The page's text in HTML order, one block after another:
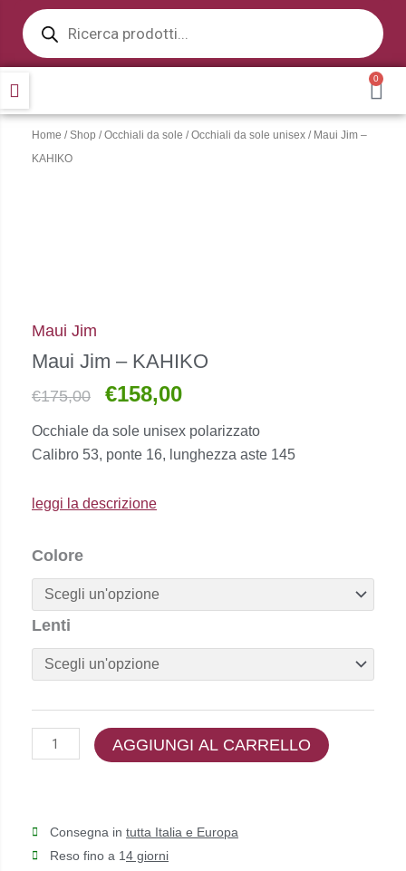
contenuto
Products
search
0
Home /Shop /Occhiali da sole /Occhiali da sole unisex / Maui Jim –
KAHIKO
Maui Jim
Maui Jim – KAHIKO
€175,00
Il
originale
era:
€158,00Il
attuale
è:
Occhiale da sole unisex polarizzato
Calibro 53, ponte 16, lunghezza aste 145
leggi la descrizione
Colore
Lenti
Maui
Jim
KAHIKO
quantità
AGGIUNGI AL CARRELLO
Consegna in tutta Italia e Europa
Reso fino a 14 giorni